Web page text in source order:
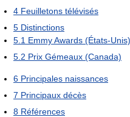
4 Feuilletons télévisés
5 Distinctions
5.1 Emmy Awards (États-Unis)
5.2 Prix Gémeaux (Canada)
6 Principales naissances
7 Principaux décès
8 Références